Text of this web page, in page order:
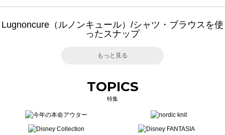
Lugnoncure（ルノンキュール）/シャツ・ブラウスを使
ったスナップ
もっと見る
TOPICS
特集